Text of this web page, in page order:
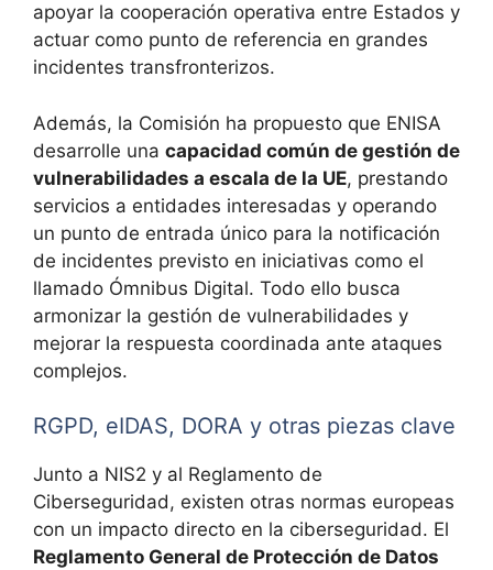
apoyar la cooperación operativa entre Estados y
actuar como punto de referencia en grandes
incidentes transfronterizos.
Además, la Comisión ha propuesto que ENISA
desarrolle una capacidad común de gestión de
vulnerabilidades a escala de la UE, prestando
servicios a entidades interesadas y operando
un punto de entrada único para la notificación
de incidentes previsto en iniciativas como el
llamado Ómnibus Digital. Todo ello busca
armonizar la gestión de vulnerabilidades y
mejorar la respuesta coordinada ante ataques
complejos.
RGPD, eIDAS, DORA y otras piezas clave
Junto a NIS2 y al Reglamento de
Ciberseguridad, existen otras normas europeas
con un impacto directo en la ciberseguridad. El
Reglamento General de Protección de Datos